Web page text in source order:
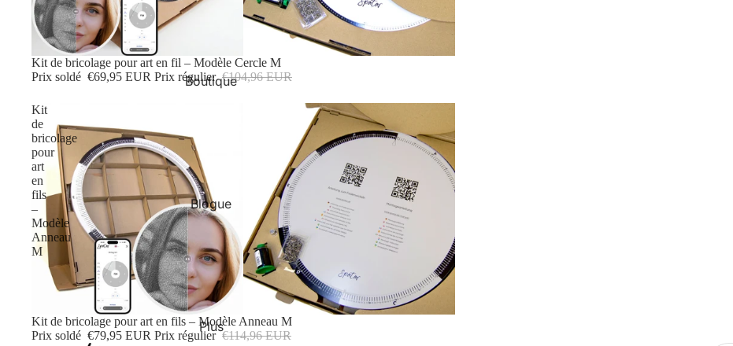
Boutique
Blogue
Plus
Soldes
Kit de bricolage pour art en fil – Modèle Cercle M
Prix soldé €69,95 EUR Prix régulier €104,96 EUR
Kit
de
bricolage
pour
art
en
fils
–
Modèle
Anneau
M
Soldes
Kit de bricolage pour art en fils – Modèle Anneau M
Prix soldé €79,95 EUR Prix régulier €114,96 EUR